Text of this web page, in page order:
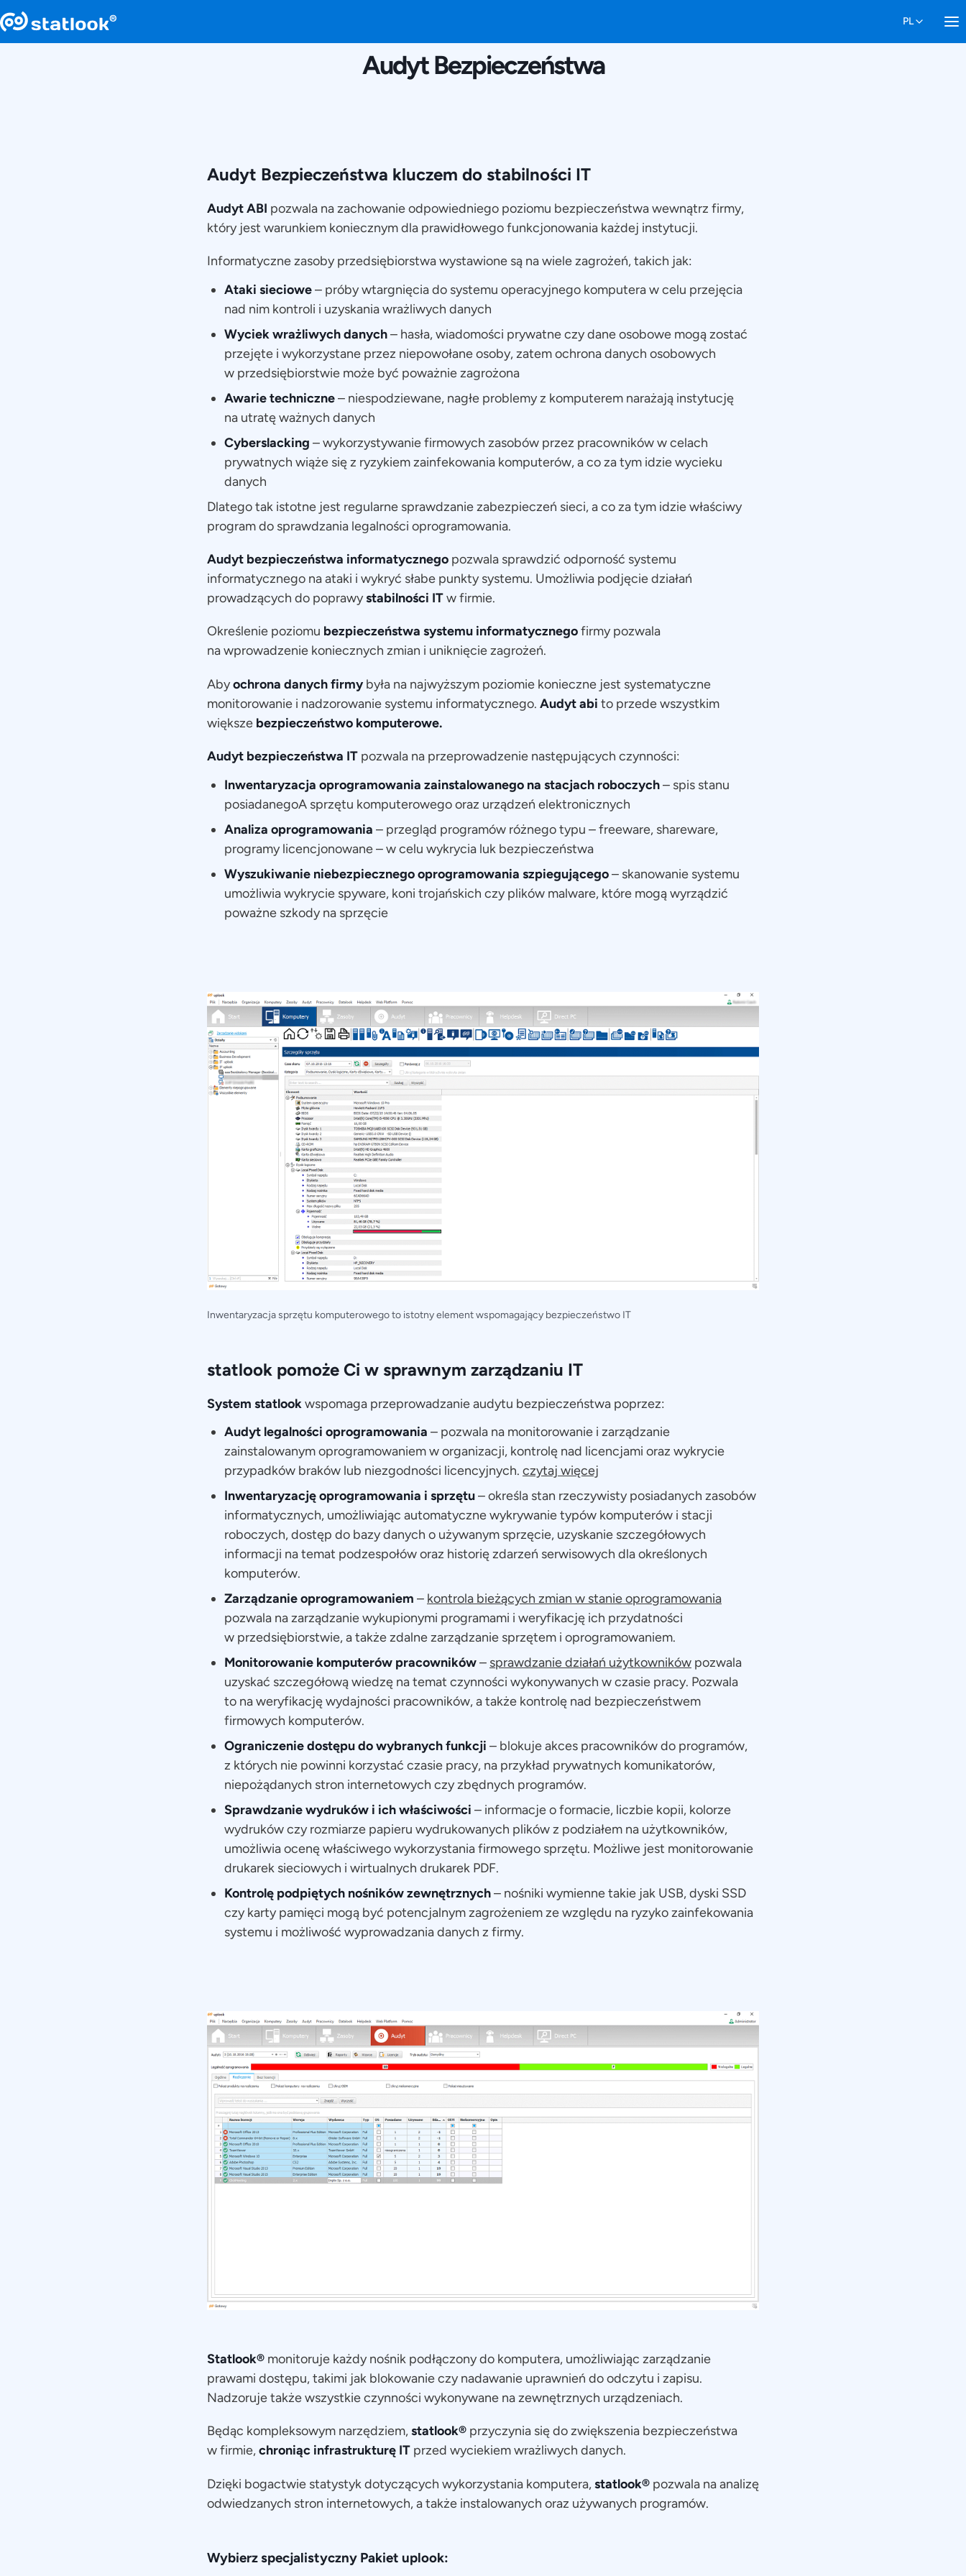
Audyt Bezpieczeństwa
Audyt Bezpieczeństwa kluczem do stabilności IT
Audyt ABI pozwala na zachowanie odpowiedniego poziomu bezpieczeństwa wewnątrz firmy,
który jest warunkiem koniecznym dla prawidłowego funkcjonowania każdej instytucji.
Informatyczne zasoby przedsiębiorstwa wystawione są na wiele zagrożeń, takich jak:
Ataki sieciowe– próby wtargnięcia do systemu operacyjnego komputera w celu przejęcia
nad nim kontroli i uzyskania wrażliwych danych
Wyciek wrażliwych danych– hasła, wiadomości prywatne czy dane osobowe mogą zostać
przejęte i wykorzystane przez niepowołane osoby, zatem ochrona danych osobowych
w przedsiębiorstwie może być poważnie zagrożona
Awarie techniczne– niespodziewane, nagłe problemy z komputerem narażają instytucję
na utratę ważnych danych
Cyberslacking – wykorzystywanie firmowych zasobów przez pracowników w celach
prywatnych wiąże się z ryzykiem zainfekowania komputerów, a co za tym idzie wycieku
danych
Dlatego tak istotne jest regularne sprawdzanie zabezpieczeń sieci, a co za tym idzie właściwy
program do sprawdzania legalności oprogramowania.
Audyt bezpieczeństwa informatycznego pozwala sprawdzić odporność systemu
informatycznego na ataki i wykryć słabe punkty systemu. Umożliwia podjęcie działań
prowadzących do poprawystabilności ITw firmie.
Określenie poziomu bezpieczeństwa systemu informatycznegofirmy pozwala
na wprowadzenie koniecznych zmian i uniknięcie zagrożeń.
Abyochrona danych firmy była na najwyższym poziomie konieczne jest systematyczne
monitorowanie i nadzorowanie systemu informatycznego. Audyt abi to przede wszystkim
większe bezpieczeństwo komputerowe.
Audyt bezpieczeństwa IT pozwala na przeprowadzenie następujących czynności:
Inwentaryzacja oprogramowania zainstalowanego na stacjach roboczych– spis stanu
posiadanegoA sprzętu komputerowego oraz urządzeń elektronicznych
Analiza oprogramowania – przegląd programów różnego typu – freeware, shareware,
programy licencjonowane – w celu wykrycia luk bezpieczeństwa
Wyszukiwanie niebezpiecznego oprogramowania szpiegującego– skanowanie systemu
umożliwia wykrycie spyware, koni trojańskich czy plików malware, które mogą wyrządzić
poważne szkody na sprzęcie
Inwentaryzacja sprzętu komputerowego to istotny element wspomagający bezpieczeństwo IT
statlook pomoże Ci w sprawnym zarządzaniu IT
System statlookwspomaga przeprowadzanie audytu bezpieczeństwa poprzez:
Audyt legalności oprogramowania – pozwala na monitorowanie i zarządzanie
zainstalowanym oprogramowaniem w organizacji, kontrolę nad licencjami oraz wykrycie
przypadków braków lub niezgodności licencyjnych. czytaj więcej
Inwentaryzację oprogramowania i sprzętu– określa stan rzeczywisty posiadanych zasobów
informatycznych, umożliwiając automatyczne wykrywanie typów komputerów i stacji
roboczych, dostęp do bazy danych o używanym sprzęcie, uzyskanie szczegółowych
informacji na temat podzespołów oraz historię zdarzeń serwisowych dla określonych
komputerów.
Zarządzanie oprogramowaniem – kontrola bieżących zmian w stanie oprogramowania
pozwala na zarządzanie wykupionymi programami i weryfikację ich przydatności
w przedsiębiorstwie, a także zdalne zarządzanie sprzętem i oprogramowaniem.
Monitorowanie komputerów pracowników– sprawdzanie działań użytkowników pozwala
uzyskać szczegółową wiedzę na temat czynności wykonywanych w czasie pracy. Pozwala
to na weryfikację wydajności pracowników, a także kontrolę nad bezpieczeństwem
firmowych komputerów.
Ograniczenie dostępu do wybranych funkcji – blokuje akces pracowników do programów,
z których nie powinni korzystać czasie pracy, na przykład prywatnych komunikatorów,
niepożądanych stron internetowych czy zbędnych programów.
Sprawdzanie wydruków i ich właściwości – informacje o formacie, liczbie kopii, kolorze
wydruków czy rozmiarze papieru wydrukowanych plików z podziałem na użytkowników,
umożliwia ocenę właściwego wykorzystania firmowego sprzętu. Możliwe jest monitorowanie
drukarek sieciowych i wirtualnych drukarek PDF.
Kontrolę podpiętych nośników zewnętrznych– nośniki wymienne takie jak USB, dyski SSD
czy karty pamięci mogą być potencjalnym zagrożeniem ze względu na ryzyko zainfekowania
systemu i możliwość wyprowadzania danych z firmy.
Statlook® monitoruje każdy nośnik podłączony do komputera, umożliwiając zarządzanie
prawami dostępu, takimi jak blokowanie czy nadawanie uprawnień do odczytu i zapisu.
Nadzoruje także wszystkie czynności wykonywane na zewnętrznych urządzeniach.
Będąc kompleksowym narzędziem,statlook® przyczynia się do zwiększenia bezpieczeństwa
w firmie,chroniąc infrastrukturę IT przed wyciekiem wrażliwych danych.
Dzięki bogactwie statystyk dotyczących wykorzystania komputera,statlook® pozwala na analizę
odwiedzanych stron internetowych, a także instalowanych oraz używanych programów.
Wybierz specjalistyczny Pakiet uplook: